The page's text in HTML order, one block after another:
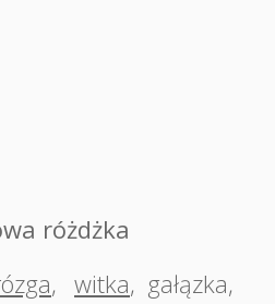
różdżka
, witka, gałązka,